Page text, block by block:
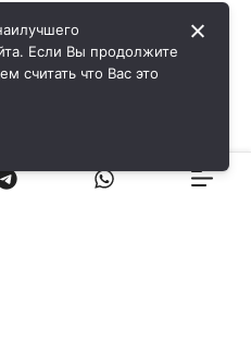
Если Вы продолжите
считать что Вас это